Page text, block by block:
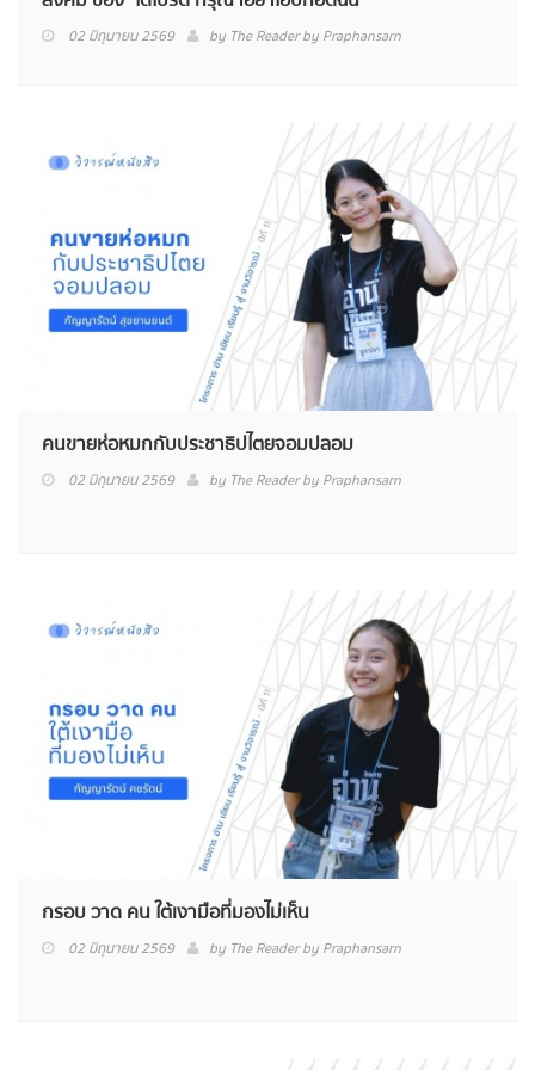
02 มิถุนายน 2569 by The Reader by Praphansarn
คนขายห่อหมกกับประชาธิปไตยจอมปลอม
02 มิถุนายน 2569 by The Reader by Praphansarn
กรอบ วาด คน ใต้เงามือที่มองไม่เห็น
02 มิถุนายน 2569 by The Reader by Praphansarn